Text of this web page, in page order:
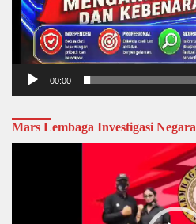
00:00
Mars Lembaga Investigasi Negara